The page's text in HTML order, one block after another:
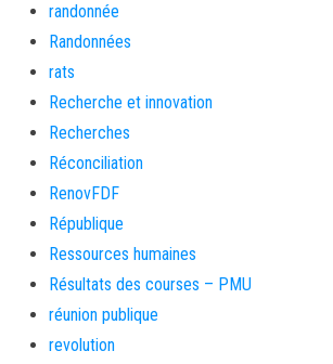
randonnée
Randonnées
rats
Recherche et innovation
Recherches
Réconciliation
RenovFDF
République
Ressources humaines
Résultats des courses – PMU
réunion publique
revolution